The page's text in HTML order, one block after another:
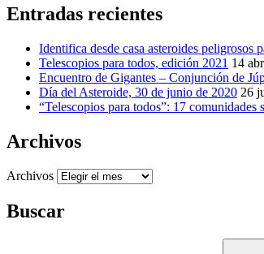
Entradas recientes
Identifica desde casa asteroides peligrosos
Telescopios para todos, edición 2021 14
Encuentro de Gigantes – Conjunción de
Día del Asteroide, 30 de junio de 2020 26
“Telescopios para todos”: 17 comunidades
Archivos
Archivos
Buscar